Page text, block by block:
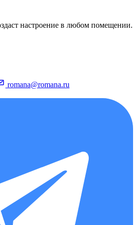
настроение в любом помещении.
romana@romana.ru